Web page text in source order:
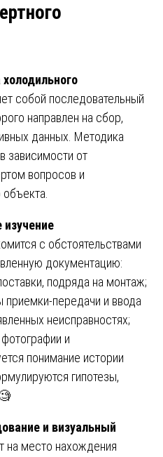
собой последовательный
направлен на сбор,
данных. Методика
зависимости от
вопросов и
объекта.
с обстоятельствами
документацию:
подряда на монтаж;
приемки-передачи и ввода
неисправностях;
и
понимание истории
гипотезы,
и визуальный
на место нахождения